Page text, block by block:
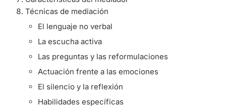
Técnicas de mediación
El lenguaje no verbal
La escucha activa
Las preguntas y las reformulaciones
Actuación frente a las emociones
El silencio y la reflexión
Habilidades específicas